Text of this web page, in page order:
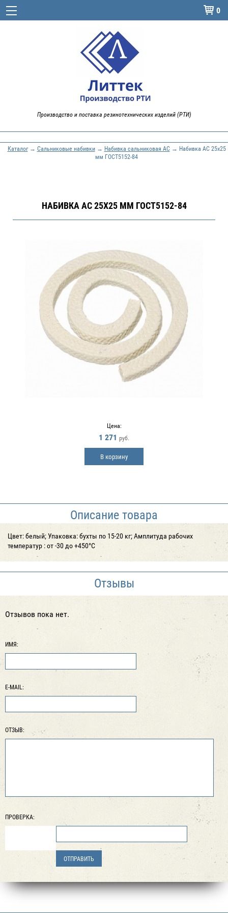
 0
Производство и поставка резинотехнических изделий (РТИ)
Каталог→ Сальниковые набивки→ Набивка сальниковая АС→ Набивка АС 25х25
мм ГОСТ5152-84
НАБИВКА АС 25Х25 ММ ГОСТ5152-84
Цена:
1 271 руб.
В корзину
Описание товара
Цвет: белый; Упаковка: бухты по 15-20 кг; Амплитуда рабочих
температур : от -30 до +450°С
Отзывы
Отзывов пока нет.
ИМЯ:
E-MAIL:
ОТЗЫВ:
ПРОВЕРКА: